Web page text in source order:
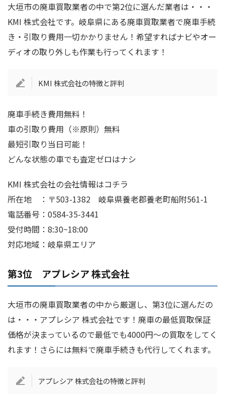
大垣市の廃車買取業者の中で第2位に選んだ業者は・・・
KMI 株式会社です。岐阜県にある廃車買取業者で廃車手続
き・引取り費用一切かかりません！希望すればナビやオー
ディオの取り外しも作業も行ってくれます！
KMI 株式会社の特徴と評判
廃車手続き費用無料！
車の引取り費用（※原則）無料
最短引取り当日可能！
どんな状態の車でも査定ゼロはナシ
KMI 株式会社の会社情報はコチラ
所在地 ：〒503-1382 岐阜県養老郡養老町船附561-1
電話番号：0584-35-3441
受付時間：8:30~18:00
対応地域：岐阜県エリア
第3位 アプレシア 株式会社
大垣市の廃車買取業者の中から厳選し、第3位に選んだの
は・・・アプレシア 株式会社です！廃車の最低買取保証
価格が決まっているので最低でも4000円～の買取をしてく
れます！さらには無料で廃車手続きも代行してくれます。
アプレシア 株式会社の特徴と評判